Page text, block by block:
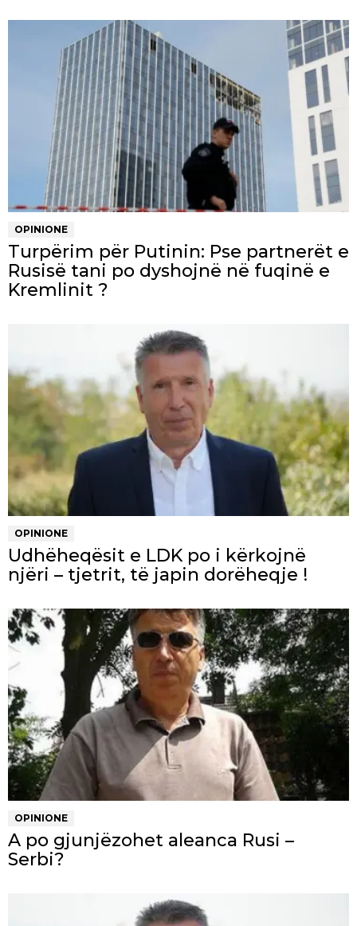
OPINIONE
Turpërim për Putinin: Pse partnerët e
Rusisë tani po dyshojnë në fuqinë e
Kremlinit ?
OPINIONE
Udhëheqësit e LDK po i kërkojnë
njëri – tjetrit, të japin dorëheqje !
OPINIONE
A po gjunjëzohet aleanca Rusi –
Serbi?